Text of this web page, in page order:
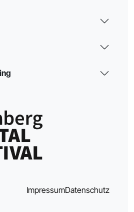
ImpressumDatenschutz